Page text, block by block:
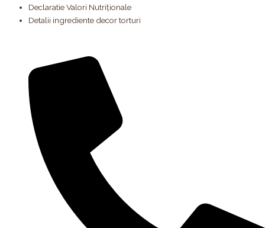
Declaratie Valori Nutriționale
Detalii ingrediente decor torturi